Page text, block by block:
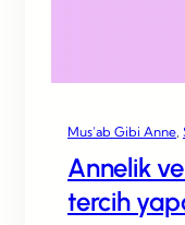
Mus’ab Gibi Anne
Annelik
tercih